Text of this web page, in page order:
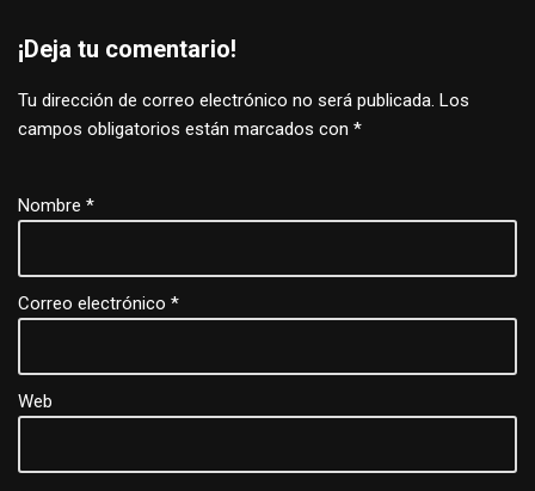
¡Deja tu comentario!
Tu dirección de correo electrónico no será publicada. Los
campos obligatorios están marcados con *
Nombre *
Correo electrónico *
Web